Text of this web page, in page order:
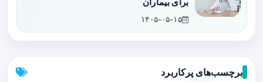
برای بیماران
۱۴۰۵-۰۵-۱۵
برچسب‌های پرکاربرد